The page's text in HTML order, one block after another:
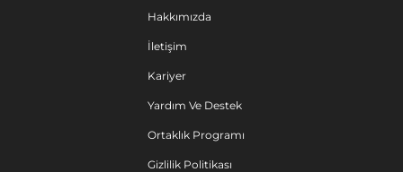
Hakkımızda
İletişim
Kariyer
Yardım Ve Destek
Ortaklık Programı
Gizlilik Politikası